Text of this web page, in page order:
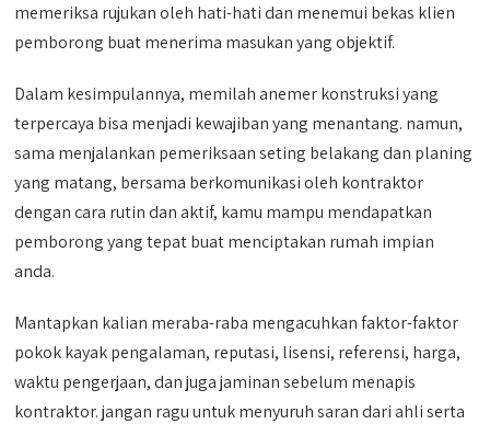
memeriksa rujukan oleh hati-hati dan menemui bekas klien
pemborong buat menerima masukan yang objektif.
Dalam kesimpulannya, memilah anemer konstruksi yang
terpercaya bisa menjadi kewajiban yang menantang. namun,
sama menjalankan pemeriksaan seting belakang dan planing
yang matang, bersama berkomunikasi oleh kontraktor
dengan cara rutin dan aktif, kamu mampu mendapatkan
pemborong yang tepat buat menciptakan rumah impian
anda.
Mantapkan kalian meraba-raba mengacuhkan faktor-faktor
pokok kayak pengalaman, reputasi, lisensi, referensi, harga,
waktu pengerjaan, dan juga jaminan sebelum menapis
kontraktor. jangan ragu untuk menyuruh saran dari ahli serta